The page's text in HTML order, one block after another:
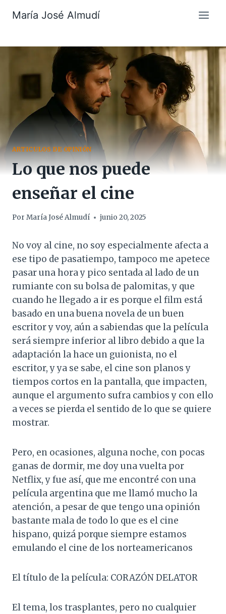
María José Almudí
ARTICULOS DE OPINIÓN
Lo que nos puede
enseñar el cine
Por María José Almudí junio 20, 2025
No voy al cine, no soy especialmente afecta a
ese tipo de pasatiempo, tampoco me apetece
pasar una hora y pico sentada al lado de un
rumiante con su bolsa de palomitas, y que
cuando he llegado a ir es porque el film está
basado en una buena novela de un buen
escritor y voy, aún a sabiendas que la película
será siempre inferior al libro debido a que la
adaptación la hace un guionista, no el
escritor, y ya se sabe, el cine son planos y
tiempos cortos en la pantalla, que impacten,
aunque el argumento sufra cambios y con ello
a veces se pierda el sentido de lo que se quiere
mostrar.
Pero, en ocasiones, alguna noche, con pocas
ganas de dormir, me doy una vuelta por
Netflix, y fue así, que me encontré con una
película argentina que me llamó mucho la
atención, a pesar de que tengo una opinión
bastante mala de todo lo que es el cine
hispano, quizá porque siempre estamos
emulando el cine de los norteamericanos
El título de la película: CORAZÓN DELATOR
El tema, los trasplantes, pero no cualquier